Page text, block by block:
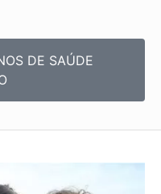
DE SAÚDE